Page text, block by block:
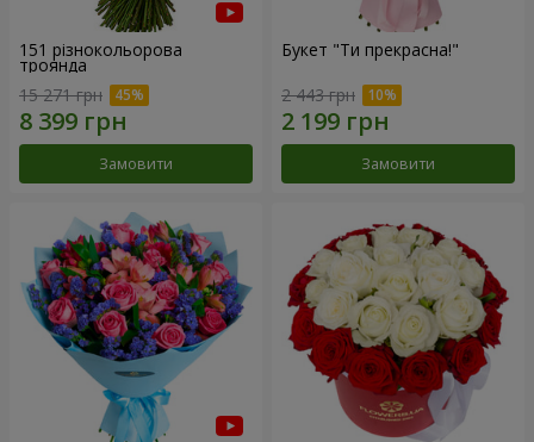
151 різнокольорова
троянда
15 271 грн
Замовити
Букет "Ти прекрасна!"
2 443 грн
Замовити